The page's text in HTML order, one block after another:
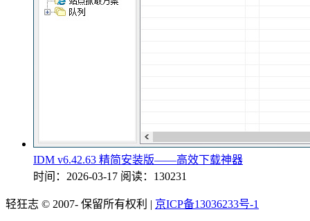
IDM v6.42.63 精简安装版——高效下载神器
时间：2026-03-17 阅读：130231
轻狂志 © 2007- 保留所有权利 | 京ICP备13036233号-1